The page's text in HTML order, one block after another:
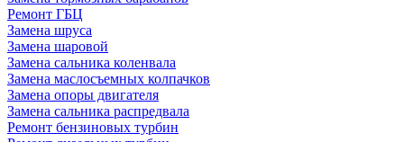
Ремонт ГБЦ
Замена шруса
Замена шаровой
Замена сальника коленвала
Замена маслосъемных колпачков
Замена опоры двигателя
Замена сальника распредвала
Ремонт бензиновых турбин